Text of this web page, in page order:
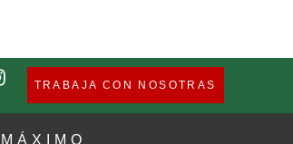
TRABAJA CON NOSOTRAS